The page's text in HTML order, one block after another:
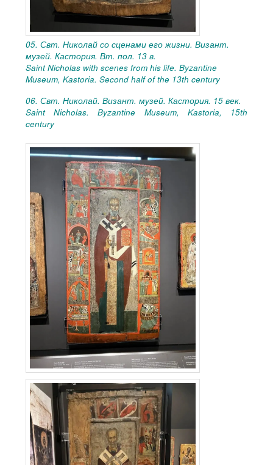
05. Свт. Николай со сценами его жизни. Визант.
музей. Кастория. Вт. пол. 13 в.
Saint Nicholas with scenes from his life. Byzantine
Museum, Kastoria. Second half of the 13th century
06. Свт. Николай. Визант. музей. Кастория. 15 век.
Saint Nicholas. Byzantine Museum, Kastoria, 15th
century